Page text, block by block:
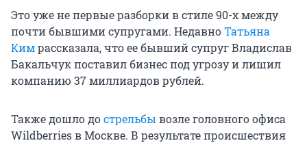
Это уже не первые разборки в стиле 90-х между
почти бывшими супругами. НедавноТатьяна
Кимрассказала, что ее бывший супруг Владислав
Бакальчук поставил бизнес под угрозу и лишил
компанию 37 миллиардов рублей.
Также дошло дострельбы возле головного офиса
Wildberries в Москве. В результате происшествия